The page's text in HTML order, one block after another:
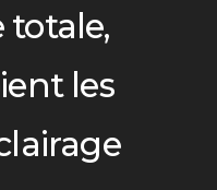
totale,
les